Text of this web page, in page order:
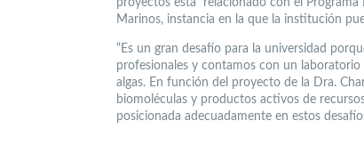
proyectos está relacionado con el
Marinos, instancia en la que la institución
“Es un gran desafío para la universidad
profesionales y contamos con un
algas. En función del proyecto de la Dra.
biomoléculas y productos activos de
posicionada adecuadamente en estos